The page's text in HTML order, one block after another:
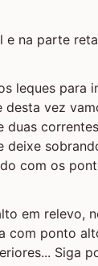
e na parte
leques para
vez
duas
deixe
com os
em relevo,
com ponto
Siga